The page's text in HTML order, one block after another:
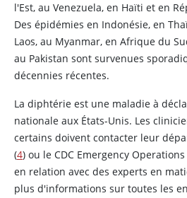
l'Est, au Venezuela, en Haïti et en
Des épidémies en Indonésie, en
Laos, au Myanmar, en Afrique du
au Pakistan sont survenues
décennies récentes.
La diphtérie est une maladie à
nationale aux États-Unis. Les
certains doivent contacter leur
(4) ou le CDC Emergency
en relation avec des experts en
plus d'informations sur toutes les